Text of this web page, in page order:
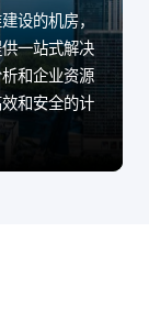
设的机房，
一站式解决
和企业资源
和安全的计